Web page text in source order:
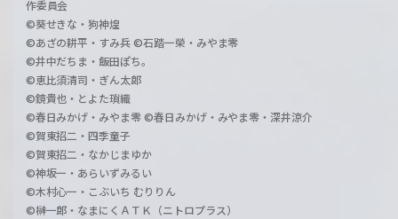
作委員会
©葵せきな・狗神煌
©あざの耕平・すみ兵 ©石踏一榮・みやま零
©井中だちま・飯田ぽち。
©恵比須清司・ぎん太郎
©鏡貴也・とよた瑣織
©春日みかげ・みやま零 ©春日みかげ・みやま零・深井涼介
©賀東招二・四季童子
©賀東招二・なかじまゆか
©神坂一・あらいずみるい
©木村心一・こぶいち むりりん
©榊一郎・なまにくＡＴＫ（ニトロプラス）